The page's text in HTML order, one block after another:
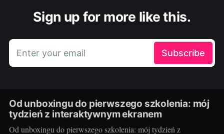
Sign up for more like this.
Enter your email Subscribe
Od unboxingu do pierwszego szkolenia: mój
tydzień z interaktywnym ekranem
Od unboxingu do pierwszego szkolenia: mój tydzień z